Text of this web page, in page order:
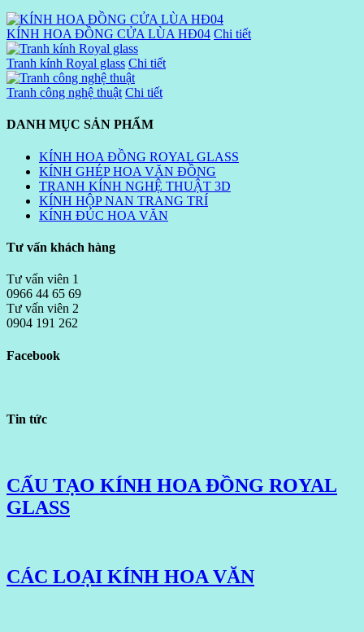
KÍNH HOA ĐỒNG CỬA LÙA HĐ04 Chi tiết
Tranh kính Royal glass Chi tiết
Tranh công nghệ thuật Chi tiết
DANH MỤC SẢN PHẨM
KÍNH HOA ĐỒNG ROYAL GLASS
KÍNH GHÉP HOA VĂN ĐỒNG
TRANH KÍNH NGHỆ THUẬT 3D
KÍNH HỘP NAN TRANG TRÍ
KÍNH ĐÚC HOA VĂN
Tư vấn khách hàng
Tư vấn viên 1
0966 44 65 69
Tư vấn viên 2
0904 191 262
Facebook
Tin tức
CẤU TẠO KÍNH HOA ĐỒNG ROYAL
GLASS
CÁC LOẠI KÍNH HOA VĂN